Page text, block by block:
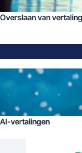
Overslaan van
AI-vertalingen